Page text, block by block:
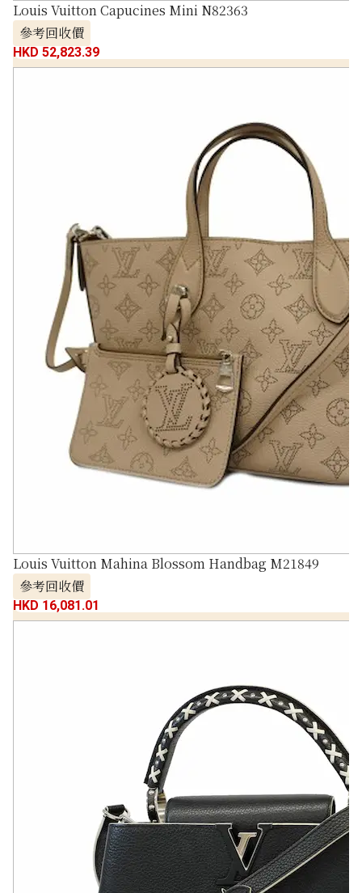
Louis Vuitton Capucines Mini N82363
參考回收價
HKD 52,823.39
Louis Vuitton Mahina Blossom Handbag M21849
參考回收價
HKD 16,081.01